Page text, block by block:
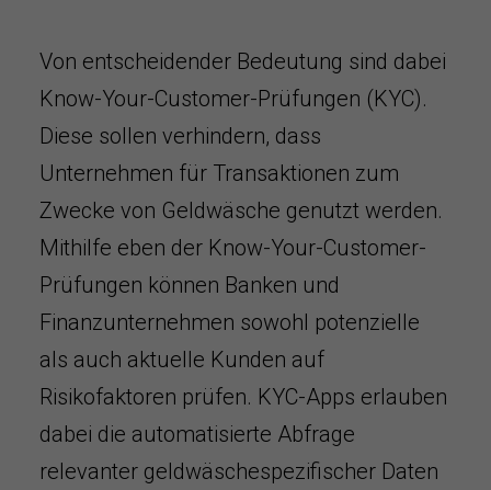
Von entscheidender Bedeutung sind dabei
Know-Your-Customer-Prüfungen (KYC).
Diese sollen verhindern, dass
Unternehmen für Transaktionen zum
Zwecke von Geldwäsche genutzt werden.
Mithilfe eben der Know-Your-Customer-
Prüfungen können Banken und
Finanzunternehmen sowohl potenzielle
als auch aktuelle Kunden auf
Risikofaktoren prüfen. KYC-Apps erlauben
dabei die automatisierte Abfrage
relevanter geldwäschespezifischer Daten